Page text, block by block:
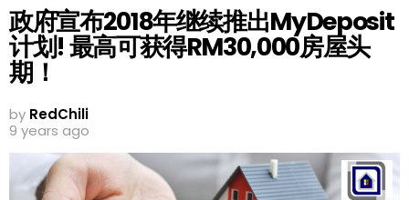
政府宣布2018年继续推出MyDeposit
计划! 最高可获得RM30,000房屋头
期！
by RedChili
9 years ago